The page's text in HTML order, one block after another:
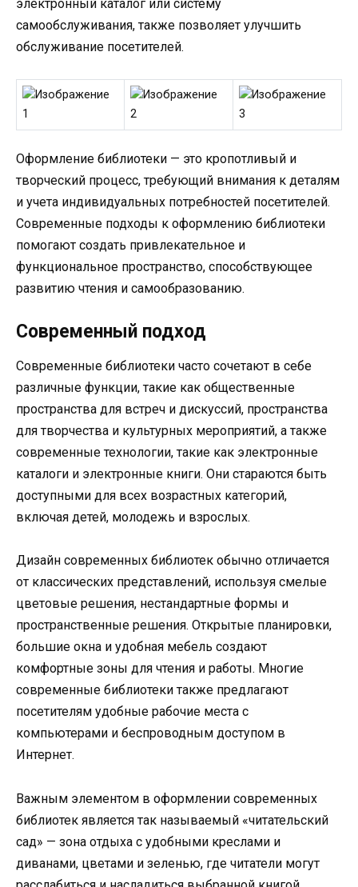
электронный каталог или систему
самообслуживания, также позволяет улучшить
обслуживание посетителей.
Оформление библиотеки — это кропотливый и
творческий процесс, требующий внимания к деталям
и учета индивидуальных потребностей посетителей.
Современные подходы к оформлению библиотеки
помогают создать привлекательное и
функциональное пространство, способствующее
развитию чтения и самообразованию.
Современный подход
Современные библиотеки часто сочетают в себе
различные функции, такие как общественные
пространства для встреч и дискуссий, пространства
для творчества и культурных мероприятий, а также
современные технологии, такие как электронные
каталоги и электронные книги. Они стараются быть
доступными для всех возрастных категорий,
включая детей, молодежь и взрослых.
Дизайн современных библиотек обычно отличается
от классических представлений, используя смелые
цветовые решения, нестандартные формы и
пространственные решения. Открытые планировки,
большие окна и удобная мебель создают
комфортные зоны для чтения и работы. Многие
современные библиотеки также предлагают
посетителям удобные рабочие места с
компьютерами и беспроводным доступом в
Интернет.
Важным элементом в оформлении современных
библиотек является так называемый «читательский
сад» — зона отдыха с удобными креслами и
диванами, цветами и зеленью, где читатели могут